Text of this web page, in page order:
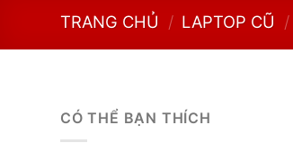
TRANG CHỦ / LAPTOP CŨ /
CÓ THỂ BẠN THÍCH